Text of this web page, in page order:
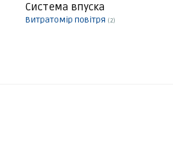
Система впуска
Витратомір повітря (2)